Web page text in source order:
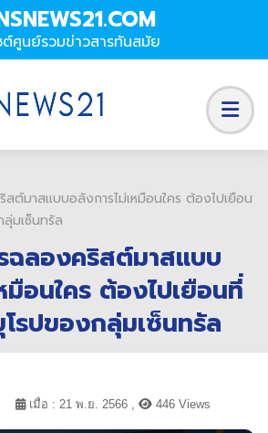
ต์ศูนย์รวมข่าวสารทันสมัย
ต์มาสแบบอลังการไม่เหมือนใคร ต้องไปเยือน
มเซ็นทรัล
ลองคริสต์มาสแบบ
มือนใคร ต้องไปเยือนที่
รปของกลุ่มเซ็นทรัล
เมื่อ : 21 พ.ย. 2566 , 446 Views